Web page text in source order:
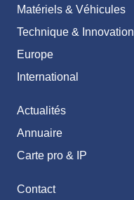
Matériels & Véhicules
Technique & Innovation
Europe
International
Actualités
Annuaire
Carte pro & IP
Contact